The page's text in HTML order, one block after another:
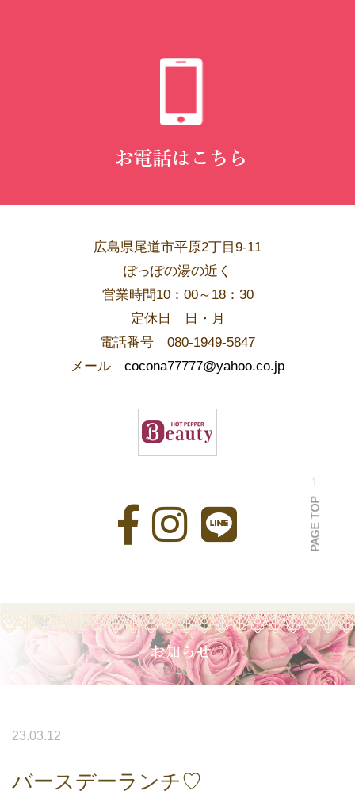
広島県尾道市平原2丁目9-11
ぽっぽの湯の近く
営業時間10：00～18：30
​定休日 日・月
電話番号 080-1949-5847
メール cocona77777@yahoo.co.jp
PAGE TOP
23.03.12
バースデーランチ♡